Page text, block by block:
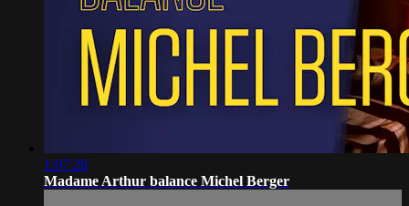
1:07:28
Madame Arthur balance Michel Berger